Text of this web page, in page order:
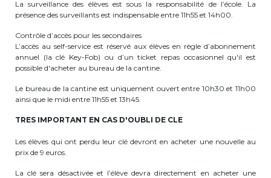
La surveillance des élèves est sous la responsabilité de l’école. La
présence des surveillants est indispensable entre 11h55 et 14h00.
Contrôle d’accès pour les secondaires
L’accès au self-service est réservé aux élèves en règle d’abonnement
annuel (la clé Key-Fob) ou d’un ticket repas occasionnel qu'il est
possible d'acheter au bureau de la cantine.
Le bureau de la cantine est uniquement ouvert entre 10h30 et 11h00
ainsi que le midi entre 11h55 et 13h45.
TRES IMPORTANT EN CAS D'OUBLI DE CLE
Les élèves qui ont perdu leur clé devront en acheter une nouvelle au
prix de 9 euros.
La clé sera désactivée et l’élève devra directement en acheter une